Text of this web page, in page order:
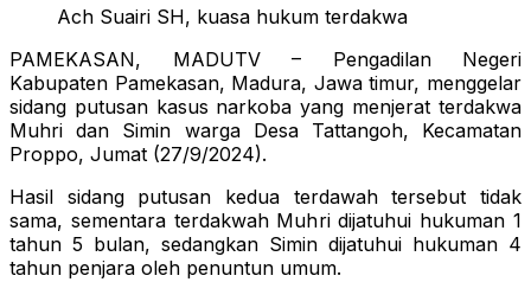
Ach Suairi SH, kuasa hukum terdakwa
PAMEKASAN, MADUTV – Pengadilan Negeri
Kabupaten Pamekasan, Madura, Jawa timur, menggelar
sidang putusan kasus narkoba yang menjerat terdakwa
Muhri dan Simin warga Desa Tattangoh, Kecamatan
Proppo, Jumat (27/9/2024).
Hasil sidang putusan kedua terdawah tersebut tidak
sama, sementara terdakwah Muhri dijatuhui hukuman 1
tahun 5 bulan, sedangkan Simin dijatuhui hukuman 4
tahun penjara oleh penuntun umum.